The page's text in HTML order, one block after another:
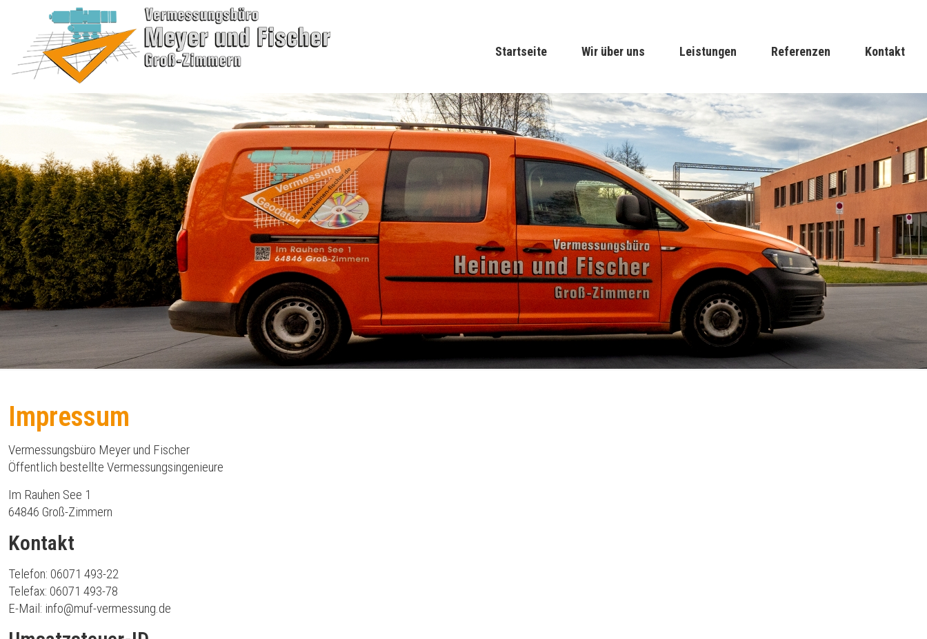
Startseite Wir über uns Leistungen Referenzen Kontakt
Impressum
Vermessungsbüro Meyer und Fischer
Öffentlich bestellte Vermessungsingenieure
Im Rauhen See 1
64846 Groß-Zimmern
Kontakt
Telefon: 06071 493-22
Telefax: 06071 493-78
E-Mail: info@muf-vermessung.de